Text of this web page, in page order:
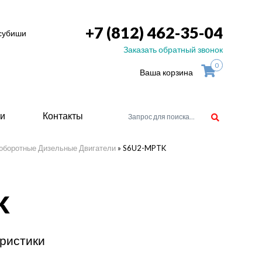
+7 (812) 462-35-04
Заказать обратный звонок
Ваша корзина
0
Контакты
Дизельные Двигатели » S6U2-MPTK